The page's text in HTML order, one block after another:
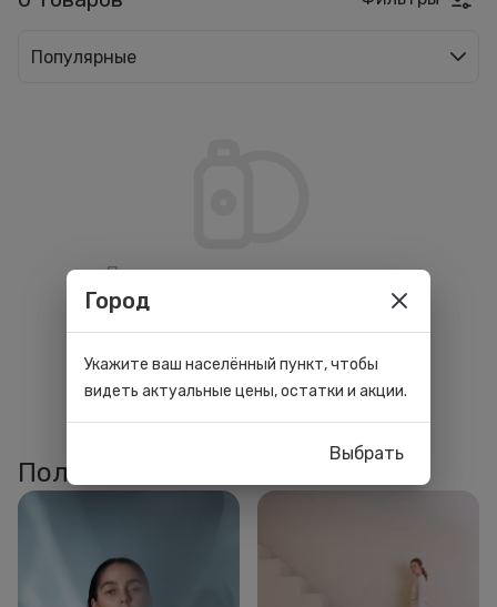
Популярные
По вашим параметрам ничего не
нашлось. Попробуйте изменить
фильтры.
Полезные статьи
Город
Укажите ваш населённый пункт, чтобы
видеть актуальные цены, остатки и акции.
Выбрать